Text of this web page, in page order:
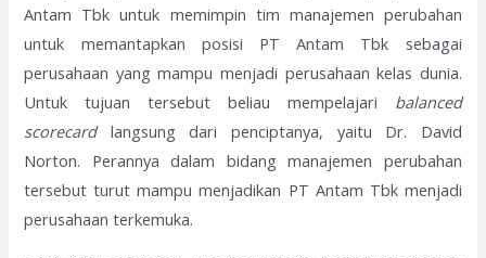
Antam Tbk untuk memimpin tim manajemen perubahan
untuk memantapkan posisi PT Antam Tbk sebagai
perusahaan yang mampu menjadi perusahaan kelas dunia.
Untuk tujuan tersebut beliau mempelajari balanced
scorecard langsung dari penciptanya, yaitu Dr. David
Norton. Perannya dalam bidang manajemen perubahan
tersebut turut mampu menjadikan PT Antam Tbk menjadi
perusahaan terkemuka.